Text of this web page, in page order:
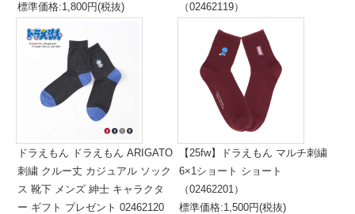
標準価格:1,800円(税抜)
（02462119）
ドラえもん ドラえもん ARIGATO
刺繍 クルー丈 カジュアル ソック
ス 靴下 メンズ 紳士 キャラクタ
ー ギフト プレゼント 02462120
【25fw】ドラえもん マルチ刺繍
6×1ショート ショート
（02462201）
標準価格:1,500円(税抜)